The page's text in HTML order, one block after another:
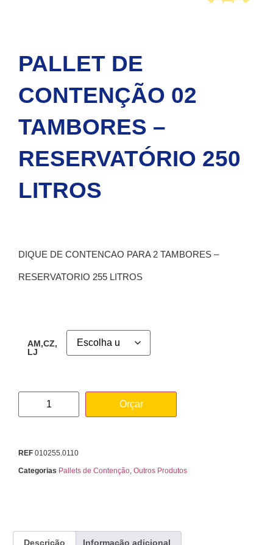
PALLET DE
CONTENÇÃO 02
TAMBORES –
RESERVATÓRIO 250
LITROS
DIQUE DE CONTENCAO PARA 2 TAMBORES –
RESERVATORIO 255 LITROS
AM,CZ,
LJ
Orçar
REF 010255.0110
Categorias Pallets de Contenção Outros Produtos
Descrição Informação adicional